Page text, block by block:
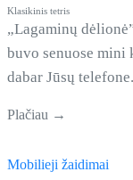
Klasikinis tetris
„Lagaminų
buvo senuose mini
dabar Jūsų
reikalavimus.
Plačiau →
Mobilieji žaidimai